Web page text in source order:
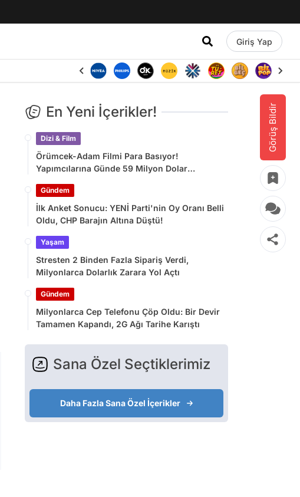
Giriş Yap
Görüş Bildir
En Yeni İçerikler!
Dizi & Film
Örümcek-Adam Filmi Para Basıyor!
Yapımcılarına Günde 59 Milyon Dolar
Gündem
İlk Anket Sonucu: YENİ Parti'nin Oy Oranı Belli
Oldu, CHP Barajın Altına Düştü!
Yaşam
Stresten 2 Binden Fazla Sipariş Verdi,
Milyonlarca Dolarlık Zarara Yol Açtı
Gündem
Milyonlarca Cep Telefonu Çöp Oldu: Bir Devir
Tamamen Kapandı, 2G Ağı Tarihe Karıştı
Sana Özel Seçtiklerimiz
Daha Fazla Sana Özel İçerikler